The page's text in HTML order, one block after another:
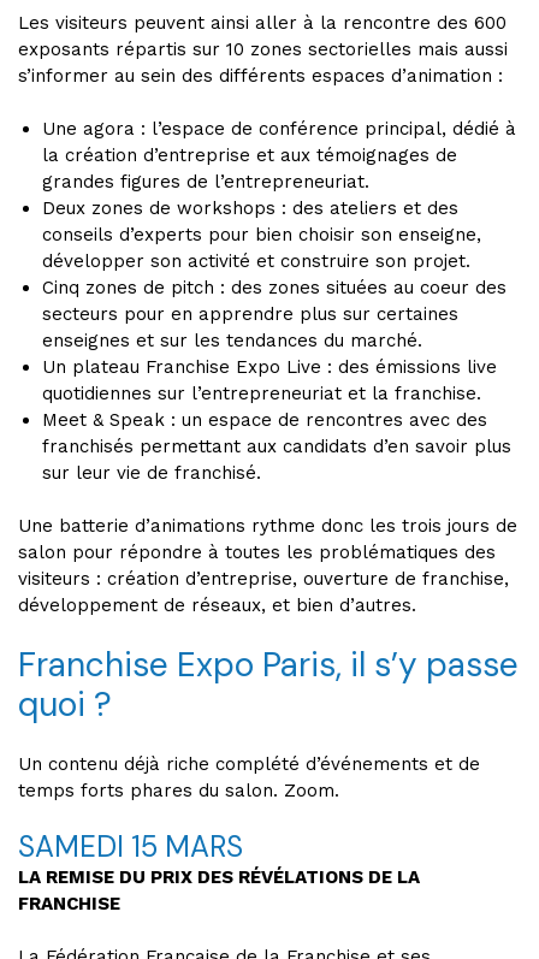
Les visiteurs peuvent ainsi aller à la rencontre des 600
exposants répartis sur 10 zones sectorielles mais aussi
s’informer au sein des différents espaces d’animation :
Une agora : l’espace de conférence principal, dédié à
la création d’entreprise et aux témoignages de
grandes figures de l’entrepreneuriat.
Deux zones de workshops : des ateliers et des
conseils d’experts pour bien choisir son enseigne,
développer son activité et construire son projet.
Cinq zones de pitch : des zones situées au coeur des
secteurs pour en apprendre plus sur certaines
enseignes et sur les tendances du marché.
Un plateau Franchise Expo Live : des émissions live
quotidiennes sur l’entrepreneuriat et la franchise.
Meet & Speak : un espace de rencontres avec des
franchisés permettant aux candidats d’en savoir plus
sur leur vie de franchisé.
Une batterie d’animations rythme donc les trois jours de
salon pour répondre à toutes les problématiques des
visiteurs : création d’entreprise, ouverture de franchise,
développement de réseaux, et bien d’autres.
Franchise Expo Paris, il s’y passe
quoi ?
Un contenu déjà riche complété d’événements et de
temps forts phares du salon. Zoom.
SAMEDI 15 MARS
LA REMISE DU PRIX DES RÉVÉLATIONS DE LA
FRANCHISE